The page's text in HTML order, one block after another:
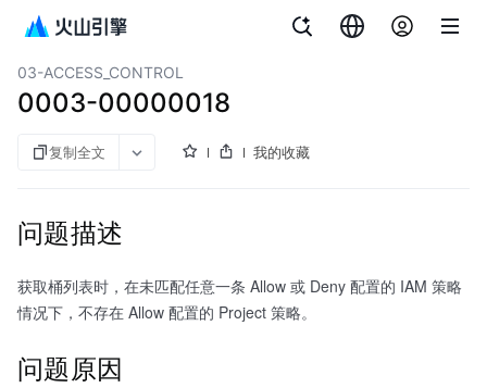
对象存储
03-ACCESS_CONTROL
0003-00000018
复制全文 我的收藏
问题描述
获取桶列表时，在未匹配任意一条 Allow 或 Deny 配置的 IAM 策略
情况下，不存在 Allow 配置的 Project 策略。
问题原因